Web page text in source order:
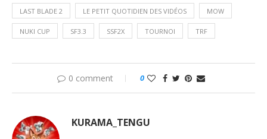
LAST BLADE 2 LE PETIT QUOTIDIEN DES VIDÉOS MOW
NUKI CUP SF3.3 SSF2X TOURNOI TRF
0 comment 0
KURAMA_TENGU